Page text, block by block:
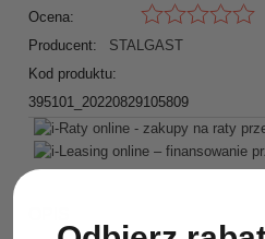
Ocena:
Producent:
STALGAST
Kod produktu:
395101_20220829105809